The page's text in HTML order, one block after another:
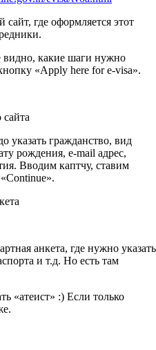
где оформляется этот
видно, какие шаги нужно
«Apply here for e-visa».
сайта
указать гражданство, вид
рождения, e-mail адрес,
Вводим каптчу, ставим
анкета, где нужно указать
и т.д. Но есть там
«атеист» :) Если только